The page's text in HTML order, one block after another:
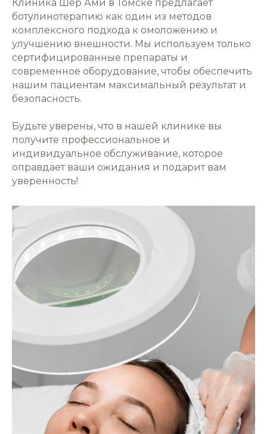
Клиника Шер Ами в Томске предлагает
ботулинотерапию как один из методов
комплексного подхода к омоложению и
улучшению внешности. Мы используем только
сертифицированные препараты и
современное оборудование, чтобы обеспечить
нашим пациентам максимальный результат и
безопасность.
Будьте уверены, что в нашей клинике вы
получите профессиональное и
индивидуальное обслуживание, которое
оправдает ваши ожидания и подарит вам
уверенность!